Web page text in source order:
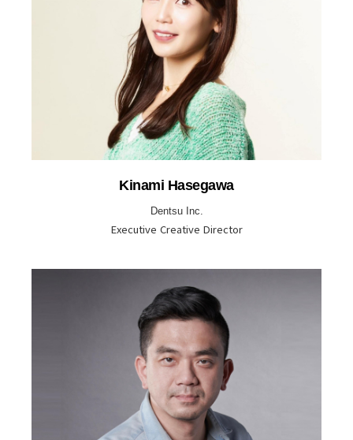
Kinami Hasegawa
Dentsu Inc.
Executive Creative Director